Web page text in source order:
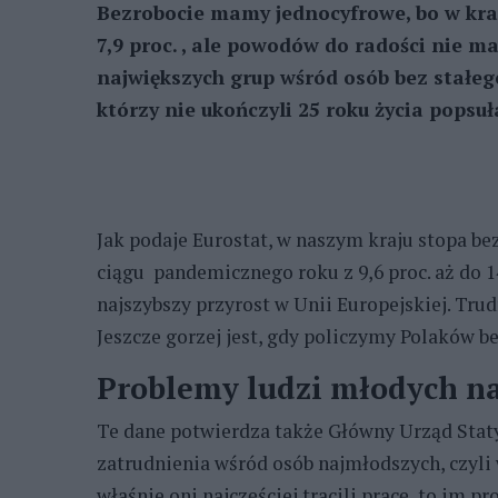
Bezrobocie mamy jednocyfrowe, bo w
7,9 proc. , ale powodów do radości nie
największych grup wśród osób bez
którzy nie ukończyli 25 roku życia
Jak podaje Eurostat, w naszym kraju stopa
ciągu pandemicznego roku z 9,6 proc. aż do
najszybszy przyrost w Unii Europejskiej.
Jeszcze gorzej jest, gdy policzymy Polaków
Problemy ludzi młodych
Te dane potwierdza także Główny Urząd
zatrudnienia wśród osób najmłodszych,